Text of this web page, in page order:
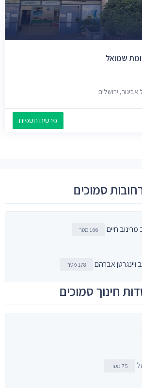
שמואל
פרטים נוספים
סמוכים
מרינוב חיים 166 מטר
ויינגרטן אברהם 178 מטר
חינוך סמוכים
75 מטר